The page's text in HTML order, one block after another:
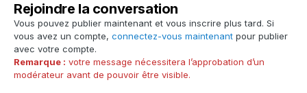
Rejoindre la conversation
Vous pouvez publier maintenant et vous inscrire plus tard. Si
vous avez un compte, connectez-vous maintenant pour publier
avec votre compte.
Remarque : votre message nécessitera l’approbation d’un
modérateur avant de pouvoir être visible.